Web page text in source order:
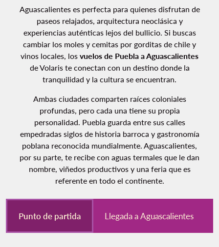
Aguascalientes es perfecta para quienes disfrutan de
paseos relajados, arquitectura neoclásica y
experiencias auténticas lejos del bullicio. Si buscas
cambiar los moles y cemitas por gorditas de chile y
vinos locales, los vuelos de Puebla a Aguascalientes
de Volaris te conectan con un destino donde la
tranquilidad y la cultura se encuentran.
Ambas ciudades comparten raíces coloniales
profundas, pero cada una tiene su propia
personalidad. Puebla guarda entre sus calles
empedradas siglos de historia barroca y gastronomía
poblana reconocida mundialmente. Aguascalientes,
por su parte, te recibe con aguas termales que le dan
nombre, viñedos productivos y una feria que es
referente en todo el continente.
Punto de partida Llegada a Aguascalientes